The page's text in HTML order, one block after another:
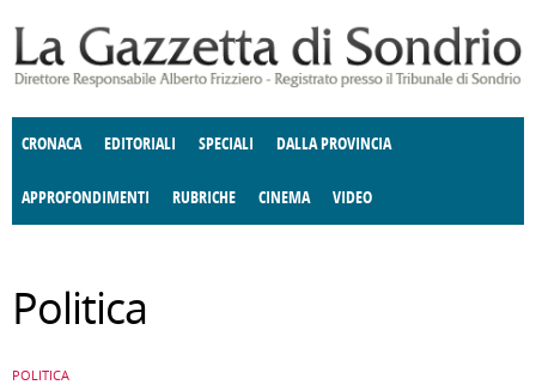
CRONACA EDITORIALI SPECIALI DALLA PROVINCIA
APPROFONDIMENTI
E SPETTACOLI POLITICA
RUBRICHE
DELLE IDEE FATTI DELLO SPIRITO
CINEMA VIDEO
Politica
POLITICA